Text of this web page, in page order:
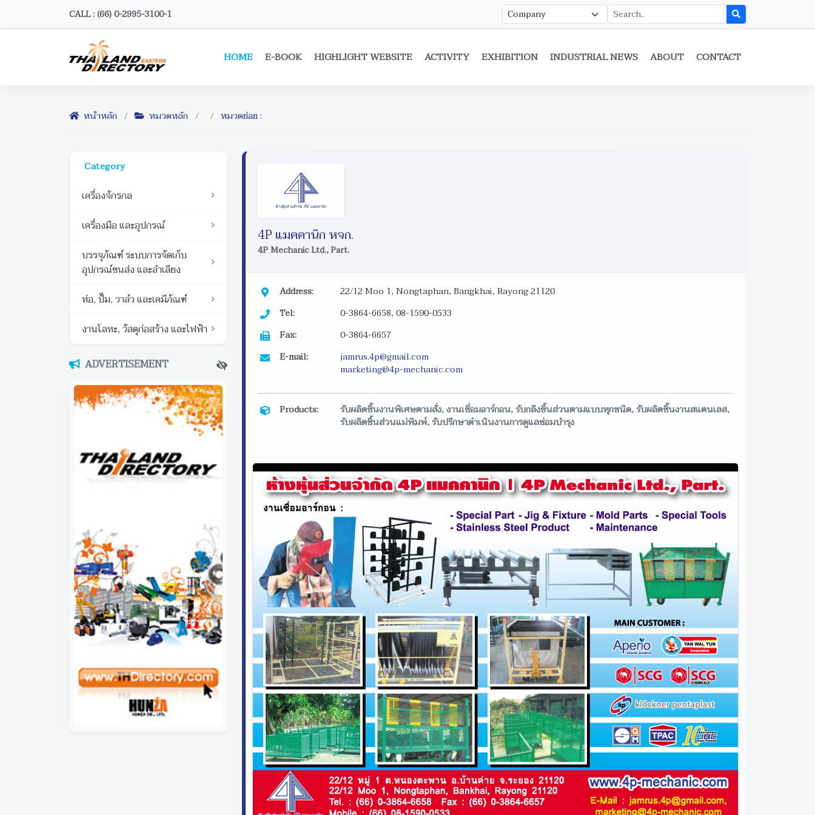
CALL : (66) 0-2995-3100-1
HOME E-BOOK HIGHLIGHT WEBSITE ACTIVITY EXHIBITION INDUSTRIAL NEWS ABOUT CONTACT
หน้าหลัก / หมวดหลัก / / หมวดย่อย :
Category
เครื่องจักรกล
เครื่องมือ และอุปกรณ์
บรรจุภัณฑ์ ระบบการจัดเก็บ
อุปกรณ์ขนส่ง และลำเลียง
ท่อ, ปั๊ม, วาล์ว และเคมีภัณฑ์
งานโลหะ, วัสดุก่อสร้าง และไฟฟ้า
ADVERTISEMENT
4P แมคคานิก หจก.
4P Mechanic Ltd., Part.
Address:
22/12 Moo 1, Nongtaphan, Bangkhai, Rayong 21120
Tel:
0-3864-6658, 08-1590-0533
Fax:
0-3864-6657
E-mail:
jamrus.4p@gmail.com
marketing@4p-mechanic.com
Products:
รับผลิตชิ้นงานพิเศษตามสั่ง, งานเชื่อมอาร์กอน, รับกลึงชิ้นส่วนตามแบบทุกชนิด, รับผลิตชิ้นงานสแตนเลส,
รับผลิตชิ้นส่วนแม่พิมพ์, รับปรึกษาดำเนินงานการดูแลซ่อมบำรุง